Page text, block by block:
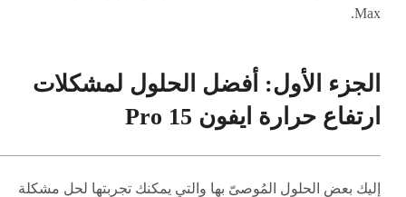
Max.
الجزء الأول: أفضل الحلول لمشكلات
ارتفاع حرارة ايفون 15 Pro
إليك بعض الحلول المُوصىّ بها والتي يمكنك تجربتها لحل مشكلة